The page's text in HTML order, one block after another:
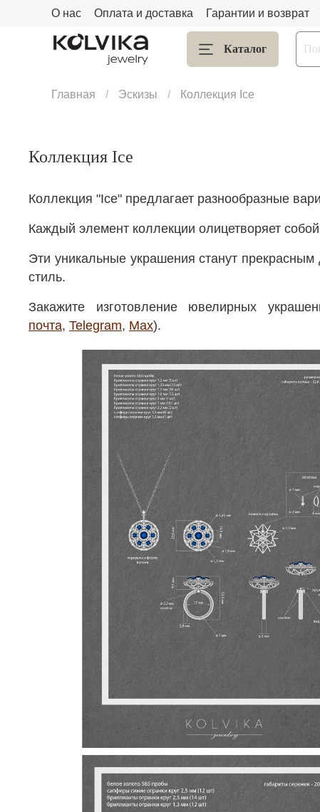
О нас Оплата и доставка Гарантии и возврат
Каталог
Главная Эскизы Коллекция Ice
Коллекция Ice
Коллекция "Ice" предлагает разнообразные в
Каждый элемент коллекции олицетворяет собой
Эти уникальные украшениястанут прекрасным
стиль.
Закажите изготовление ювелирных
почта, Telegram, Max).